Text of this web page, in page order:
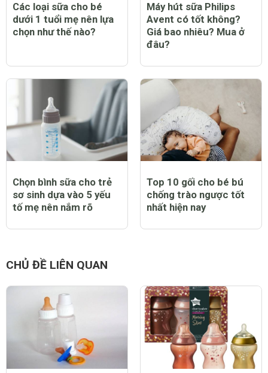
Các loại sữa cho bé
dưới 1 tuổi mẹ nên lựa
chọn như thế nào?
Máy hút sữa Philips
Avent có tốt không?
Giá bao nhiêu? Mua ở
đâu?
Chọn bình sữa cho trẻ
sơ sinh dựa vào 5 yếu
tố mẹ nên nắm rõ
Top 10 gối cho bé bú
chống trào ngược tốt
nhất hiện nay
CHỦ ĐỀ LIÊN QUAN